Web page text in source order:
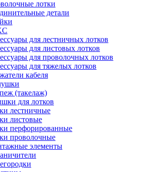
лотки
детали
для лестничных лотков
для листовых лотков
для проволочных лотков
для тяжелых лотков
кабеля
(такелаж)
для лотков
лестничные
листовые
перфорированные
проволочные
элементы